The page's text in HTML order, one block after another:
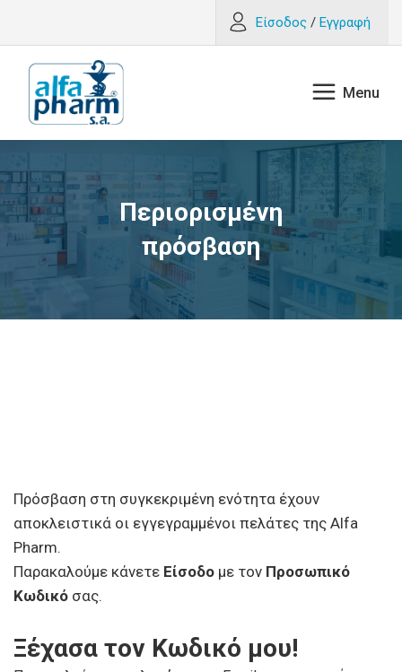
Είσοδος / Εγγραφή
Περιορισμένη
πρόσβαση
Πρόσβαση στη συγκεκριμένη ενότητα έχουν
αποκλειστικά οι εγγεγραμμένοι πελάτες της Alfa
Pharm.
Παρακαλούμε κάνετε Είσοδο με τον Προσωπικό
Κωδικό σας.
Ξέχασα τον Κωδικό μου!